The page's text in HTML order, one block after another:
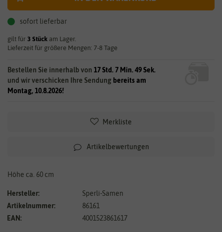
sofort lieferbar
gilt für 3 Stück am Lager.
Lieferzeit für größere Mengen: 7-8 Tage
Bestellen Sie innerhalb von 17 Std. 7 Min. 48 Sek.
und wir verschicken Ihre Sendung bereits am
Montag, 10.8.2026!
Merkliste
Artikelbewertungen
Höhe ca. 60 cm
Hersteller:
Sperli-Samen
Artikelnummer:
86161
EAN:
4001523861617